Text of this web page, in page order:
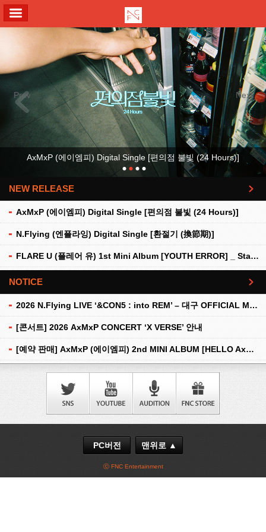
Previous Next
AxMxP (에이엠피) Digital Single [편의점 불빛 (24 Hours)]
NEW RELEASE
AxMxP (에이엠피) Digital Single [편의점 불빛 (24 Hours)]
N.Flying (엔플라잉) Digital Single [환절기 (換節期)]
FLARE U (플레어 유) 1st Mini Album [YOUTH ERROR] _ Stationery Kit Ver.
더보기
NOTICE
2026 N.Flying LIVE ‘&CON5 : into REM’ – 대구 OFFICIAL MD 현장 판매 안내
[콘서트] 2026 AxMxP CONCERT ‘X VERSE’ 안내
[예약 판매] AxMxP (에이엠피) 2nd MINI ALBUM [HELLO AxMxP] 예약 판매 안내
더보기
PC버전 맨위로 ▲
ⓒ FNC Entertainment